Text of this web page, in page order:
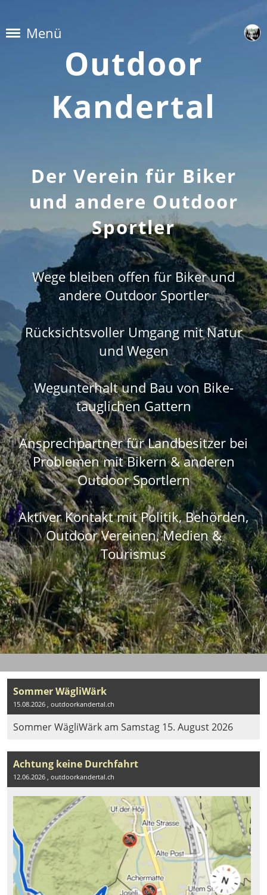
Menü
Outdoor
Kandertal
Der Verein für Biker
und andere Outdoor
Sportler
Wege bleiben offen für Biker und
andere Outdoor Sportler
Rücksichtsvoller Umgang mit Natur
und Wegen
Wegunterhalt und Bau von Bike-
tauglichen Gattern
Ansprechpartner für Landbesitzer bei
Problemen mit Bikern & anderen
Outdoor Sportlern
Aktiver Kontakt mit Politik, Behörden,
Outdoor Vereinen, Medien &
Tourismus
Sommer WägliWärk
15.08.2026 , outdoorkandertal.ch
Sommer WägliWärk am Samstag 15. August 2026
Achtung keine Durchfahrt
12.06.2026 , outdoorkandertal.ch